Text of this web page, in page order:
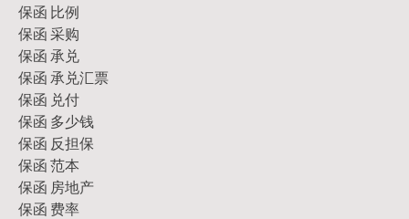
保函 比例
保函 采购
保函 承兑
保函 承兑汇票
保函 兑付
保函 多少钱
保函 反担保
保函 范本
保函 房地产
保函 费率